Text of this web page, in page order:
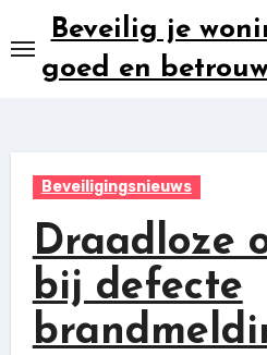
naar
inhoud
Beveilig je
goed en
Beveiligingsnieuws
Draadloze
bij defecte